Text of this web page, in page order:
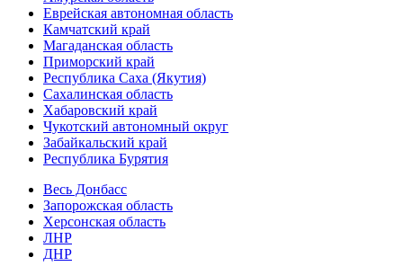
Еврейская автономная область
Камчатский край
Магаданская область
Приморский край
Республика Саха (Якутия)
Сахалинская область
Хабаровский край
Чукотский автономный округ
Забайкальский край
Республика Бурятия
Весь Донбасс
Запорожская область
Херсонская область
ЛНР
ДНР